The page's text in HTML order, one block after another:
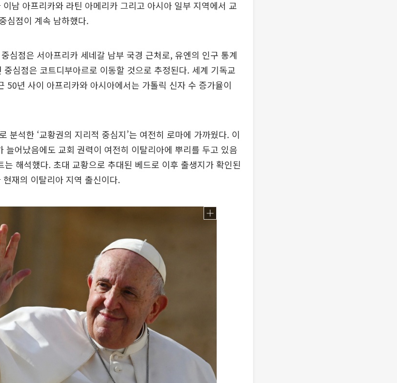
남 아프리카와 라틴 아메리카 그리고 아시아 일부 지역에서 교
심점이 계속 남하했다.
심점은 서아프리카 세네갈 남부 국경 근처로, 유엔의 인구 통계
심점은 코트디부아르로 이동할 것으로 추정된다. 세계 기독교
50년 사이 아프리카와 아시아에서는 가톨릭 신자 수 증가율이
분석한 ‘교황권의 지리적 중심지’는 여전히 로마에 가까웠다. 이
늘어났음에도 교회 권력이 여전히 이탈리아에 뿌리를 두고 있음
는 해석했다. 초대 교황으로 추대된 베드로 이후 출생지가 확인된
재의 이탈리아 지역 출신이다.